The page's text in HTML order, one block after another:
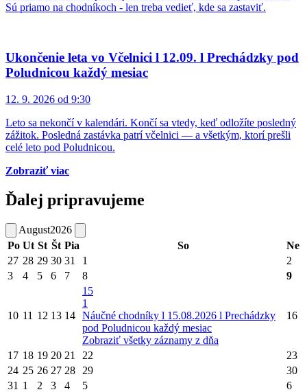
Sú priamo na chodníkoch - len treba vedieť, kde sa zastaviť.
Ukončenie leta vo Včelnici l 12.09. l Prechádzky pod
Poludnicou každý mesiac
12. 9. 2026 od 9:30
Leto sa nekončí v kalendári. Končí sa vtedy, keď odložíte posledný
zážitok. Posledná zastávka patrí včelnici — a všetkým, ktorí prešli
celé leto pod Poludnicou.
Zobraziť viac
Ďalej pripravujeme
August2026
Po Ut St Št Pia So
Ne
27 28 29 30 31 1
2
3
4 5 6 7 8 9
10 11 12 13 14
15
1
Náučné chodníky l 15.08.2026 l Prechádzky
pod Poludnicou každý mesiac
Zobraziť všetky záznamy z dňa
16
17 18 19 20 21 22
23
24 25 26 27 28 29
30
31 1 2 3 4 5 6